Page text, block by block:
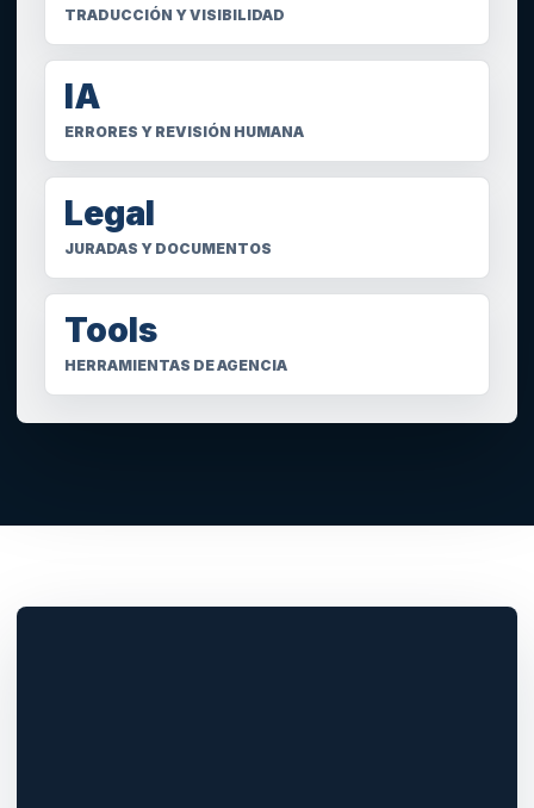
TRADUCCIÓN Y VISIBILIDAD
IA
ERRORES Y REVISIÓN HUMANA
Legal
JURADAS Y DOCUMENTOS
Tools
HERRAMIENTAS DE AGENCIA